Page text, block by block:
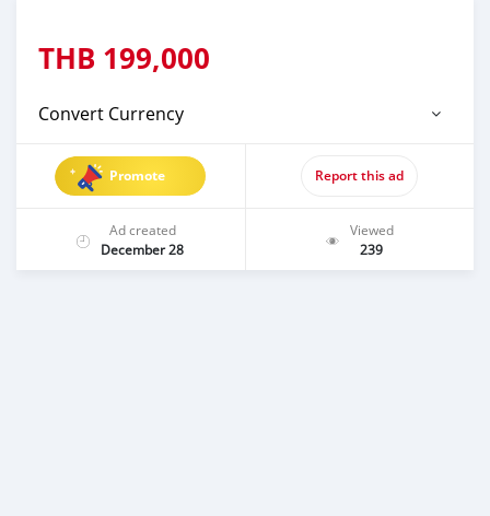
THB 199,000
Convert Currency
Promote Report this ad
Ad created
December 28
Viewed
239